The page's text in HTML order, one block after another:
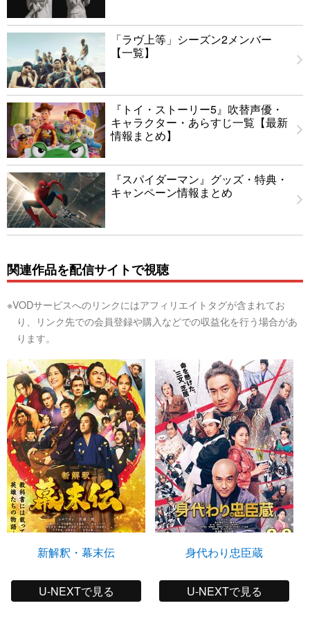
「ラヴ上等」シーズン2メンバー
【一覧】
『トイ・ストーリー5』吹替声優・
キャラクター・あらすじ一覧【最新
情報まとめ】
『スパイダーマン』グッズ・特典・
キャンペーン情報まとめ
関連作品を配信サイトで視聴
※VODサービスへのリンクにはアフィリエイトタグが含まれてお
り、リンク先での会員登録や購入などでの収益化を行う場合があ
ります。
新解釈・幕末伝
U-NEXTで見る
身代わり忠臣蔵
U-NEXTで見る